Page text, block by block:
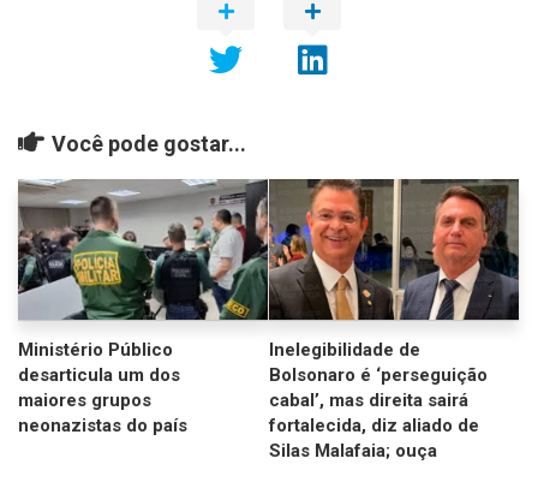
Você pode gostar...
Ministério Público
desarticula um dos
maiores grupos
neonazistas do país
Inelegibilidade de
Bolsonaro é ‘perseguição
cabal’, mas direita sairá
fortalecida, diz aliado de
Silas Malafaia; ouça